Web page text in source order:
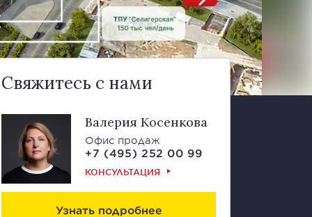
Свяжитесь с нами
Валерия Косенкова
Офис продаж
+7 (495) 252 00 99
КОНСУЛЬТАЦИЯ
Узнать подробнее